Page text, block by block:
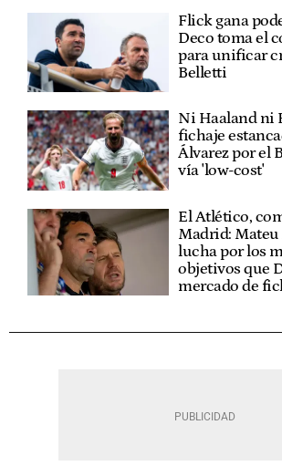
Flick gana
Deco toma el
para unificar
Belletti
Ni Haaland ni
fichaje
Álvarez por el
vía 'low-cost'
El Atlético,
Madrid:
lucha por los
objetivos que
mercado de